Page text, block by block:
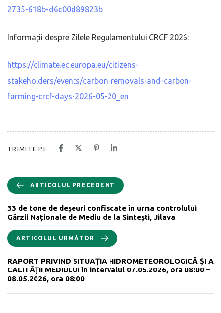
2735-618b-d6c00d89823b
Informații despre Zilele Regulamentului CRCF 2026:
https://climate.ec.europa.eu/citizens-
stakeholders/events/carbon-removals-and-carbon-
farming-crcf-days-2026-05-20_en
TRIMITE PE
ARTICOLUL PRECEDENT
33 de tone de deșeuri confiscate în urma controlului
Gărzii Naționale de Mediu de la Sintești, Jilava
ARTICOLUL URMĂTOR
RAPORT PRIVIND SITUAŢIA HIDROMETEOROLOGICĂ ŞI A
CALITĂŢII MEDIULUI în intervalul 07.05.2026, ora 08:00 –
08.05.2026, ora 08:00